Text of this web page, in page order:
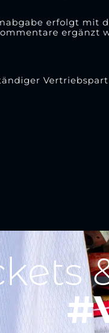
erfolgt mit
ergänzt